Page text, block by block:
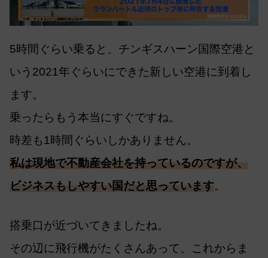
5時間ぐらい乗ると、チンギスハーン国際空港と
いう2021年ぐらいにできた新しい空港に到着し
ます。
乗ったらもう本当にすぐですね。
時差も1時間ぐらいしかありません。
私は現地で不動産会社を持っているのですが、
ビジネスもしやすい国だと思っています。
搭乗口が近づいてきましたね。
その辺に飛行機がたくさんあって、これからま